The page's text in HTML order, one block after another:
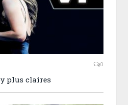
0
plus claires